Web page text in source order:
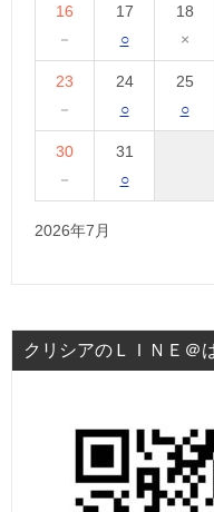
16
－
17
○
18
×
23
－
24
○
25
○
30
－
31
○
2026年7月
クリシアのＬＩＮＥ＠